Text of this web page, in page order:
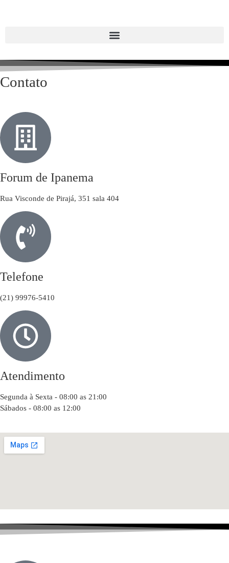
Contato
Forum de Ipanema
Rua Visconde de Pirajá, 351 sala 404
Telefone
(21) 99976-5410
Atendimento
Segunda à Sexta - 08:00 as 21:00
Sábados - 08:00 as 12:00